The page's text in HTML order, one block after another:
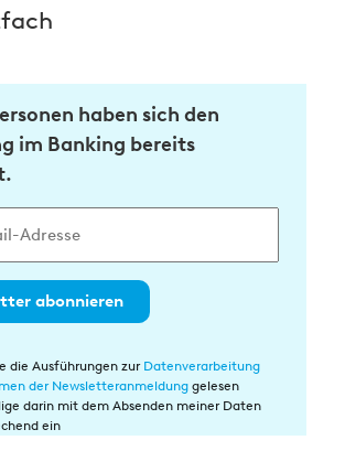
haben sich den
im Banking bereits
abonnieren
die Ausführungen zur Datenverarbeitung
der Newsletteranmeldung gelesen
darin mit dem Absenden meiner Daten
ein